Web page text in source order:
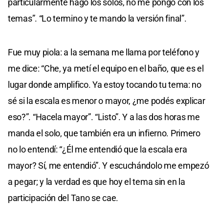
particularmente hago los solos, no me pongo con los
temas”. “Lo termino y te mando la versión final”.
Fue muy piola: a la semana me llama por teléfono y
me dice: “Che, ya metí el equipo en el baño, que es el
lugar donde amplifico. Ya estoy tocando tu tema: no
sé si la escala es menor o mayor, ¿me podés explicar
eso?”. “Hacela mayor”. “Listo”. Y a las dos horas me
manda el solo, que también era un infierno. Primero
no lo entendí: “¿Él me entendió que la escala era
mayor? Sí, me entendió”. Y escuchándolo me empezó
a pegar; y la verdad es que hoy el tema sin en la
participación del Tano se cae.